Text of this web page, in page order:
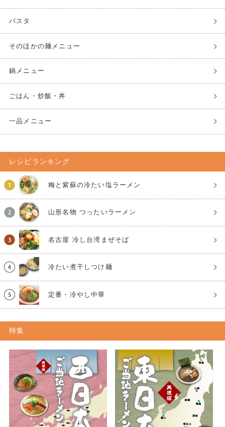
パスタ
そのほかの麺メニュー
鍋メニュー
ごはん・炒飯・丼
一品メニュー
レシピランキング
梅と紫蘇の冷たい塩ラーメン
山形名物 つったいラーメン
名古屋 冷し台湾まぜそば
冷たい煮干しつけ麺
定番・冷やし中華
特集